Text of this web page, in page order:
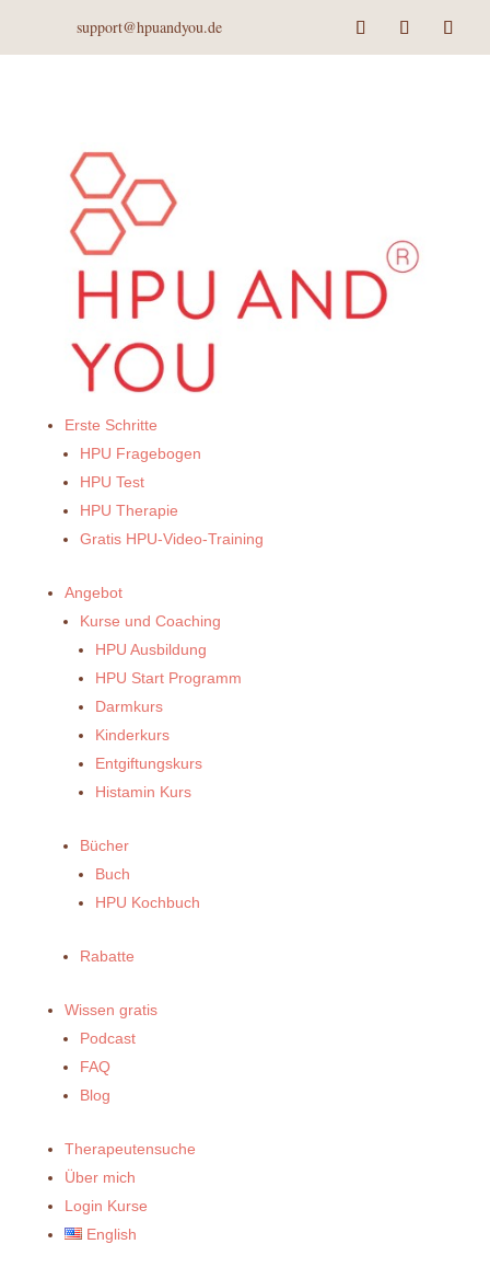
support@hpuandyou.de
Erste Schritte
HPU Fragebogen
HPU Test
HPU Therapie
Gratis HPU-Video-Training
Angebot
Kurse und Coaching
HPU Ausbildung
HPU Start Programm
Darmkurs
Kinderkurs
Entgiftungskurs
Histamin Kurs
Bücher
Buch
HPU Kochbuch
Rabatte
Wissen gratis
Podcast
FAQ
Blog
Therapeutensuche
Über mich
Login Kurse
English